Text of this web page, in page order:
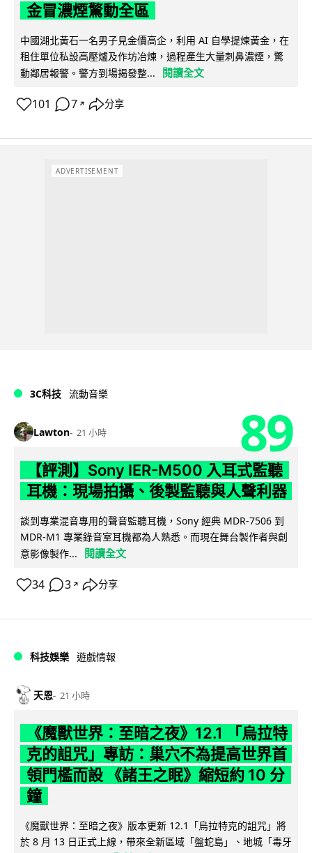
金冒濃煙驚動全區
中國湖北黃石一名男子見金價高企，利用 AI 自學提煉黃金，在
租住單位私設高壓爐及作坊冶煉，過程產生大量刺鼻濃煙，驚
動鄰居報警。警方到場揭發整...
閱讀全文
101 7 ↗ 分享
ADVERTISEMENT
3C科技 流動音樂
Lawton 21 小時 89
【評測】Sony IER-M500 入耳式監聽
耳機：現場拍攝、後製監聽與人聲利器
談到專業混音專用的聲音監聽耳機，Sony 經典 MDR-7506 到
MDR-M1 專業錄音室耳機都為人熟悉。而現在舞台製作者與創
意影像製作...
閱讀全文
34 3 ↗ 分享
科技娛樂 遊戲情報
天恩 21 小時
《魔獸世界：至暗之夜》12.1 「烏拉特
克的詛咒」專訪：巢穴不為提高世界首
領門檻而設 《諸王之眠》縮短約 10 分
鐘
《魔獸世界：至暗之夜》版本更新 12.1「烏拉特克的詛咒」將
於 8 月 13 日正式上線，帶來全新區域「盤蛇島」、地城「毒牙